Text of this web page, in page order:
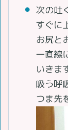
次の吐
すぐに
お尻と
一直線
いきま
吸う呼
つま先